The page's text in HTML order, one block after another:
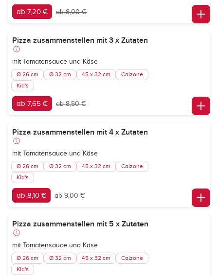
ab 7,20 € ab 8,00 €
Pizza zusammenstellen mit 3 x Zutaten
mit Tomatensauce und Käse
Ø 26 cm Ø 32 cm 45 x 32 cm
Calzone
Kid's
ab 7,65 € ab 8,50 €
Pizza zusammenstellen mit 4 x Zutaten
mit Tomatensauce und Käse
Ø 26 cm Ø 32 cm 45 x 32 cm
Calzone
Kid's
ab 8,10 € ab 9,00 €
Pizza zusammenstellen mit 5 x Zutaten
mit Tomatensauce und Käse
Ø 26 cm Ø 32 cm 45 x 32 cm
Calzone
Kid's